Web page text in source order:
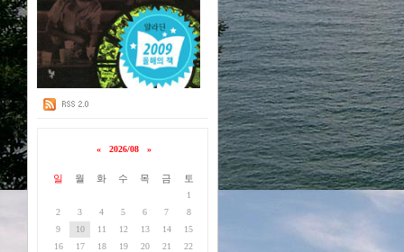
« 2026/08 »
일 월 화 수 목 금 토
1
2
3 4 5 6 7
8
9
10 11 12 13 14
15
16
17 18 19 20 21
22